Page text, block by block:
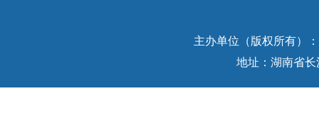
主办单位（版权所有）
地址：湖南省